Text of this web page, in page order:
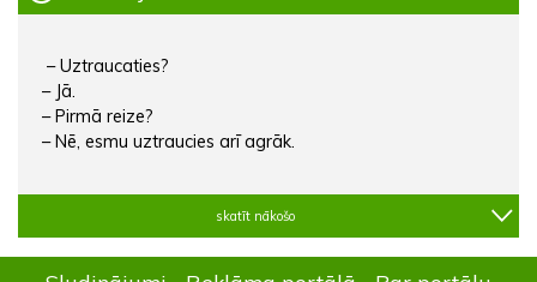
– Uztraucaties?
– Jā.
– Pirmā reize?
– Nē, esmu uztraucies arī agrāk.
skatīt nākošo